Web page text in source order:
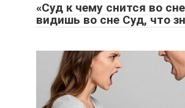
«Суд к чему снится во
видишь во сне Суд, что